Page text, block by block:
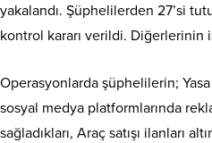
yakalandı. Şüphelilerden 27’si
kontrol kararı verildi. Diğerlerinin
Operasyonlarda şüphelilerin;
sosyal medya platformlarında
sağladıkları, Araç satışı ilanları